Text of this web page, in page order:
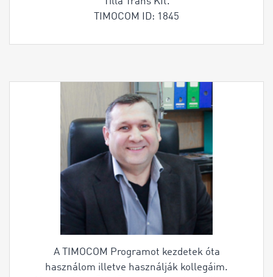
TIMOCOM ID: 1845
A TIMOCOM Programot kezdetek óta
használom illetve használják kollegáim.